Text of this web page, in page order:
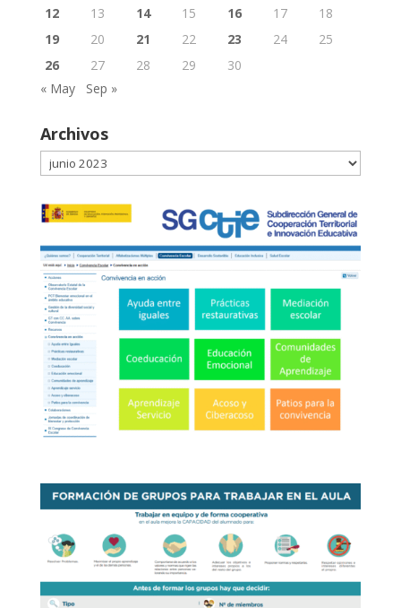
12
13 14 15 16 17
18
19
20 21 22 23 24
25
26
27 28 29
30
« May
Sep »
Archivos
Archivos